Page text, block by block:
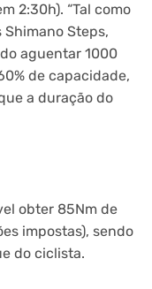
2:30h). “Tal como
Steps,
aguentar 1000
de capacidade,
a duração do
obter 85Nm de
impostas), sendo
do ciclista.